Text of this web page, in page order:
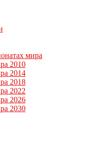
мира
2010
2014
2018
2022
2026
2030